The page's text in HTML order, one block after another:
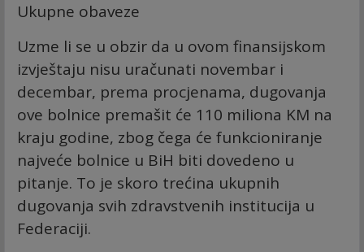
Ukupne obaveze
Uzme li se u obzir da u ovom finansijskom
izvještaju nisu uračunati novembar i
decembar, prema procjenama, dugovanja
ove bolnice premašit će 110 miliona KM na
kraju godine, zbog čega će funkcioniranje
najveće bolnice u BiH biti dovedeno u
pitanje. To je skoro trećina ukupnih
dugovanja svih zdravstvenih institucija u
Federaciji.